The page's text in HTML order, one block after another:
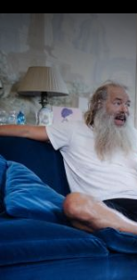
Jovanotti
Home News
Pressebilder